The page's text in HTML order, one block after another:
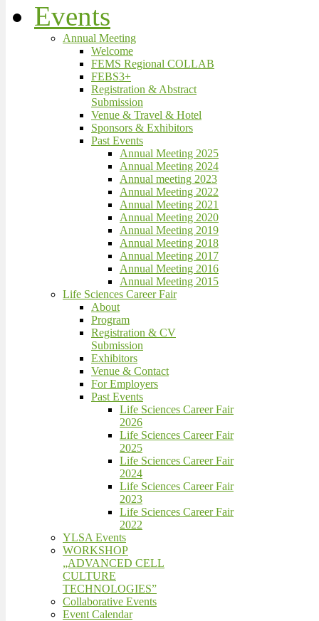
Events
Annual Meeting
Welcome
FEMS Regional COLLAB
FEBS3+
Registration & Abstract
Submission
Venue & Travel & Hotel
Sponsors & Exhibitors
Past Events
Annual Meeting 2025
Annual Meeting 2024
Annual meeting 2023
Annual Meeting 2022
Annual Meeting 2021
Annual Meeting 2020
Annual Meeting 2019
Annual Meeting 2018
Annual Meeting 2017
Annual Meeting 2016
Annual Meeting 2015
Life Sciences Career Fair
About
Program
Registration & CV
Submission
Exhibitors
Venue & Contact
For Employers
Past Events
Life Sciences Career Fair
2026
Life Sciences Career Fair
2025
Life Sciences Career Fair
2024
Life Sciences Career Fair
2023
Life Sciences Career Fair
2022
YLSA Events
WORKSHOP
„ADVANCED CELL
CULTURE
TECHNOLOGIES”
Collaborative Events
Event Calendar